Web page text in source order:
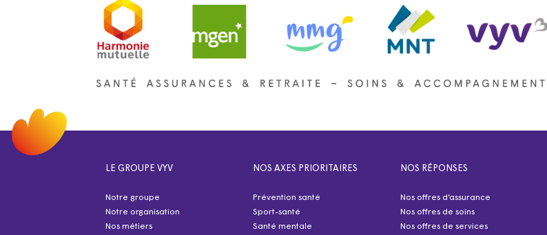
LE GROUPE VYV
Notre groupe
Notre organisation
Nos métiers
NOS AXES PRIORITAIRES
Prévention santé
Sport-santé
Santé mentale
NOS RÉPONSES
Nos offres d’assurance
Nos offres de soins
Nos offres de services